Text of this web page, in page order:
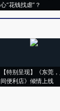
心“花钱找虐”？
【特别呈现】《东莞
间便利店》倾情上线